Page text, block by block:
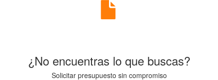
¿No encuentras lo que buscas?
Solicitar presupuesto sin compromiso